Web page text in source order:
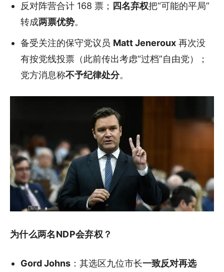
反对阵营合计 168 票； 四名弃权把“可能的平局”
转成两票优势。
备受关注的保守党议员 Matt Jeneroux 再次没
有按党线投票（此前传出考虑“过档”自由党）；
党方消息称不予纪律处分。
为什么两名NDP会弃权？
Gord Johns ：其选区九位市长一致反对再选